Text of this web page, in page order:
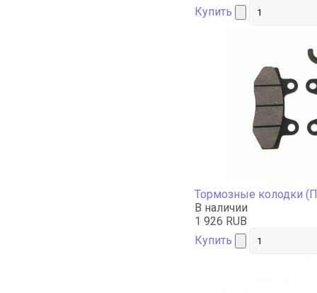
Купить
Тормозные колодки
В наличии
1 926 RUB
Купить